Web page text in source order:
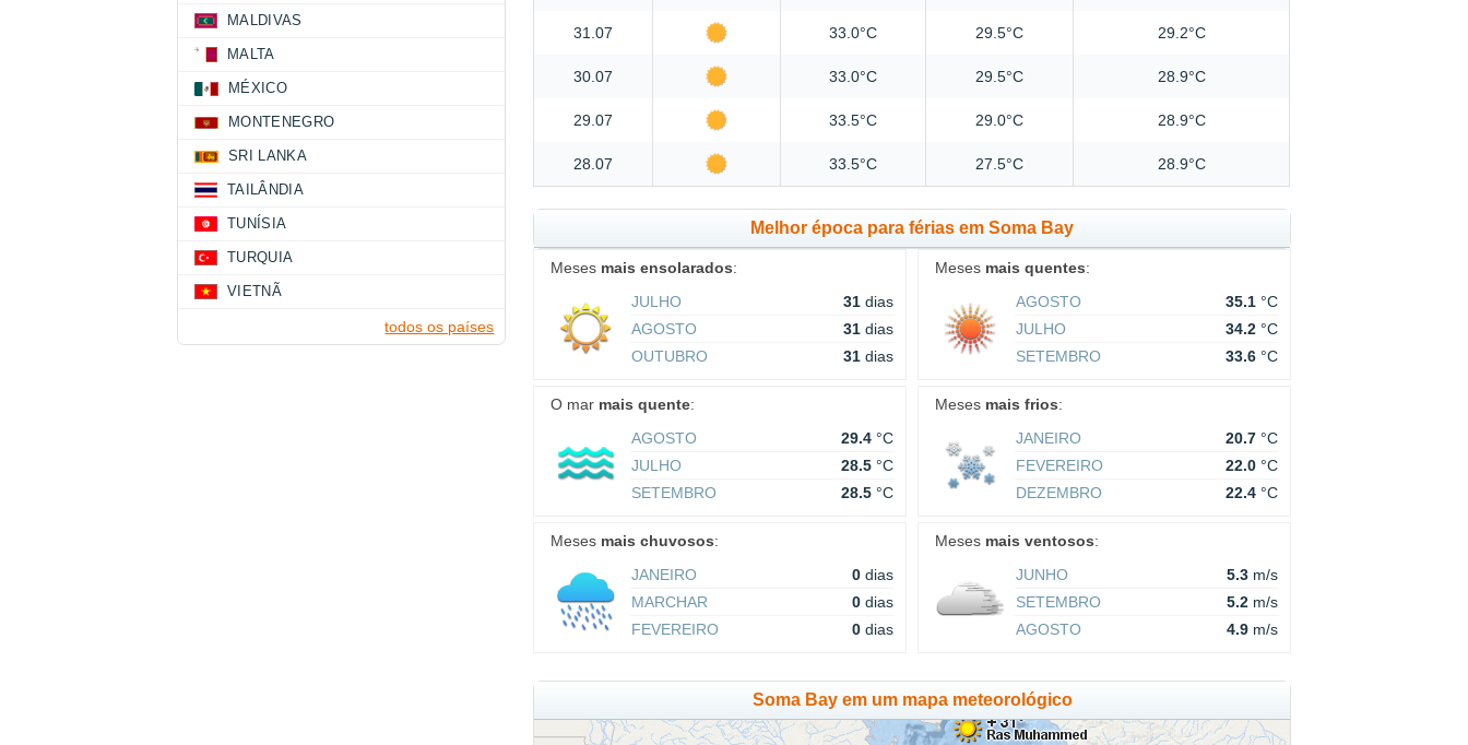
31.07 33.0°C 29.5°C 29.2°C
30.07 33.0°C 29.5°C 28.9°C
29.07 33.5°C 29.0°C 28.9°C
28.07 33.5°C 27.5°C 28.9°C
Melhor época para férias em Soma Bay
Meses mais ensolarados:
JULHO
31 dias
AGOSTO
31 dias
OUTUBRO
31 dias
Meses mais quentes:
AGOSTO
35.1 °C
JULHO
34.2 °C
SETEMBRO
33.6 °C
O mar mais quente:
AGOSTO
29.4 °C
JULHO
28.5 °C
SETEMBRO
28.5 °C
Meses mais frios:
JANEIRO
20.7 °C
FEVEREIRO
22.0 °C
DEZEMBRO
22.4 °C
Meses mais chuvosos:
JANEIRO
0 dias
MARCHAR
0 dias
FEVEREIRO
0 dias
Meses mais ventosos:
JUNHO
5.3 m/s
SETEMBRO
5.2 m/s
AGOSTO
4.9 m/s
Soma Bay em um mapa meteorológico
MALDIVAS
MALTA
MÉXICO
MONTENEGRO
SRI LANKA
TAILÂNDIA
TUNÍSIA
TURQUIA
VIETNÃ
todos os países